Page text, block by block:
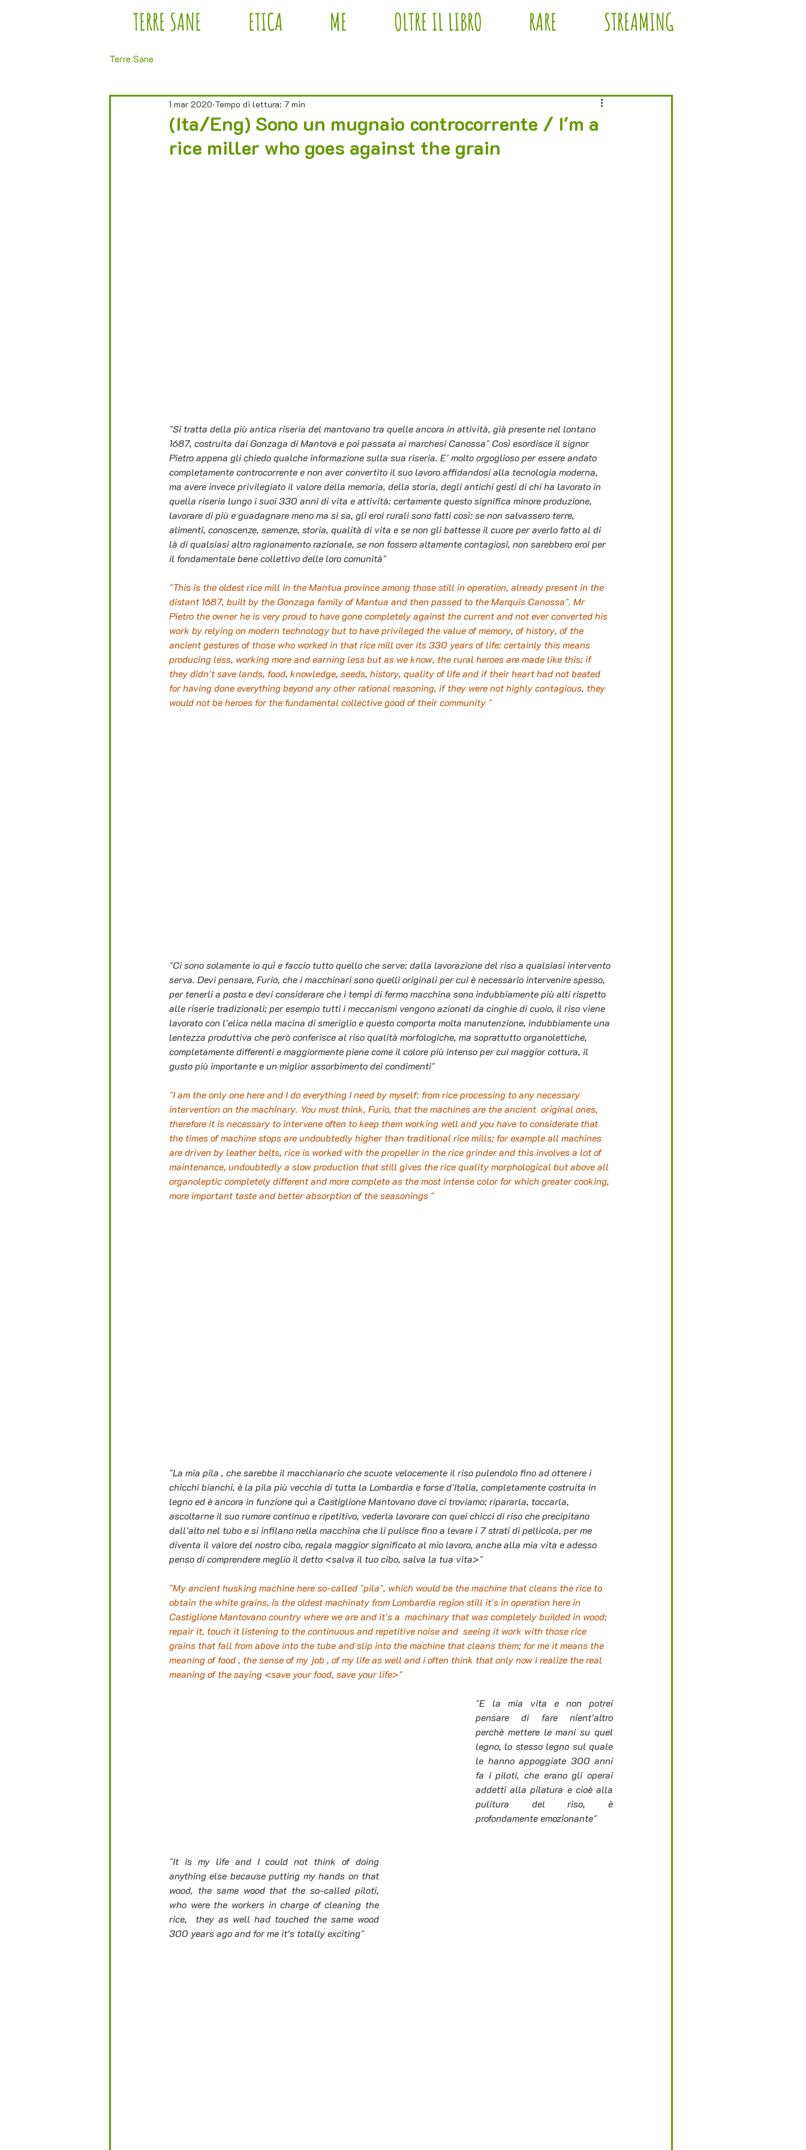
TERRE SANE ETICA ME OLTRE IL LIBRO RARE STREAMING
Terre Sane
(Ita/Eng) Sono un mugnaio controcorrente / I'm a
rice miller who goes against the grain
1 mar 2020 Tempo di lettura: 7 min
"Si tratta della più antica riseria del mantovano tra quelle ancora in attività, già presente nel lontano
1687, costruita dai Gonzaga di Mantova e poi passata ai marchesi Canossa" Così esordisce il signor
Pietro appena gli chiedo qualche informazione sulla sua riseria. E' molto orgoglioso per essere andato
completamente controcorrente e non aver convertito il suo lavoro affidandosi alla tecnologia moderna,
ma avere invece privilegiato il valore della memoria, della storia, degli antichi gesti di chi ha lavorato in
quella riseria lungo i suoi 330 anni di vita e attività: certamente questo significa minore produzione,
lavorare di più e guadagnare meno ma si sa, gli eroi rurali sono fatti così: se non salvassero terre,
alimenti, conoscenze, semenze, storia, qualità di vita e se non gli battesse il cuore per averlo fatto al di
là di qualsiasi altro ragionamento razionale, se non fossero altamente contagiosi, non sarebbero eroi per
il fondamentale bene collettivo delle loro comunità"
"This is the oldest rice mill in the Mantua province among those still in operation, already present in the
distant 1687, built by the Gonzaga family of Mantua and then passed to the Marquis Canossa". Mr
Pietro the owner he is very proud to have gone completely against the current and not ever converted his
work by relying on modern technology but to have privileged the value of memory, of history, of the
ancient gestures of those who worked in that rice mill over its 330 years of life: certainly this means
producing less, working more and earning less but as we know, the rural heroes are made like this: if
they didn't save lands, food, knowledge, seeds, history, quality of life and if their heart had not beated
for having done everything beyond any other rational reasoning, if they were not highly contagious, they
would not be heroes for the fundamental collective good of their community "
"Ci sono solamente io quì e faccio tutto quello che serve: dalla lavorazione del riso a qualsiasi intervento
serva. Devi pensare, Furio, che i macchinari sono quelli originali per cui è necessario intervenire spesso,
per tenerli a posto e devi considerare che i tempi di fermo macchina sono indubbiamente più alti rispetto
alle riserie tradizionali; per esempio tutti i meccanismi vengono azionati da cinghie di cuoio, il riso viene
lavorato con l'elica nella macina di smeriglio e questo comporta molta manutenzione, indubbiamente una
lentezza produttiva che però conferisce al riso qualità morfologiche, ma soprattutto organolettiche,
completamente differenti e maggiormente piene come il colore più intenso per cui maggior cottura, il
gusto più importante e un miglior assorbimento dei condimenti"
"I am the only one here and I do everything I need by myself: from rice processing to any necessary
intervention on the machinary. You must think, Furio, that the machines are the ancient  original ones,
therefore it is necessary to intervene often to keep them working well and you have to considerate that
the times of machine stops are undoubtedly higher than traditional rice mills; for example all machines
are driven by leather belts, rice is worked with the propeller in the rice grinder and this involves a lot of
maintenance, undoubtedly a slow production that still gives the rice quality morphological but above all
organoleptic completely different and more complete as the most intense color for which greater cooking,
more important taste and better absorption of the seasonings "
"La mia pila , che sarebbe il macchianario che scuote velocemente il riso pulendolo fino ad ottenere i
chicchi bianchi, è la pila più vecchia di tutta la Lombardia e forse d'Italia, completamente costruita in
legno ed è ancora in funzione quì a Castiglione Mantovano dove ci troviamo; ripararla, toccarla,
ascoltarne il suo rumore continuo e ripetitivo, vederla lavorare con quei chicci di riso che precipitano
dall'alto nel tubo e si infilano nella macchina che li pulisce fino a levare i 7 strati di pellicola, per me
diventa il valore del nostro cibo, regala maggior significato al mio lavoro, anche alla mia vita e adesso
penso di comprendere meglio il detto <salva il tuo cibo, salva la tua vita>"
"My ancient husking machine here so-called "pila", which would be the machine that cleans the rice to
obtain the white grains, is the oldest machinaty from Lombardia region still it's in operation here in
Castiglione Mantovano country where we are and it's a  machinary that was completely builded in wood;
repair it, touch it listening to the continuous and repetitive noise and  seeing it work with those rice
grains that fall from above into the tube and slip into the machine that cleans them; for me it means the
meaning of food , the sense of my job , of my life as well and i often think that only now i realize the real
meaning of the saying <save your food, save your life>"
"E la mia vita e non potrei
pensare di fare nient'altro
perchè mettere le mani su quel
legno, lo stesso legno sul quale
le hanno appoggiate 300 anni
fa i piloti, che erano gli operai
addetti alla pilatura e cioè alla
pulitura del riso, è
profondamente emozionante"
"It is my life and I could not think of doing
anything else because putting my hands on that
wood, the same wood that the so-called piloti,
who were the workers in charge of cleaning the
rice,  they as well had touched the same wood
300 years ago and for me it's totally exciting"